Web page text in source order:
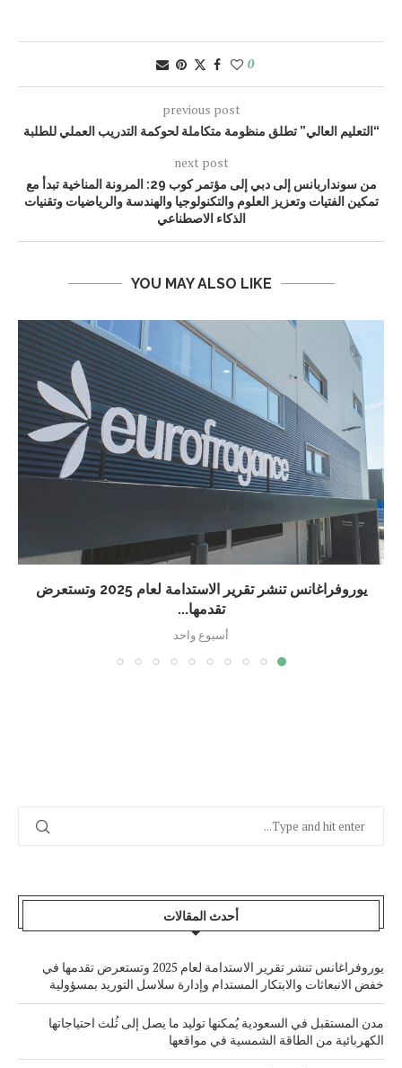
0
previous post
“التعليم العالي” تطلق منظومة متكاملة لحوكمة التدريب العملي للطلبة
next post
من سونداربانس إلى دبي إلى مؤتمر كوب 29: المرونة المناخية تبدأ مع
تمكين الفتيات وتعزيز العلوم والتكنولوجيا والهندسة والرياضيات وتقنيات
الذكاء الاصطناعي
YOU MAY ALSO LIKE
يوروفراغانس تنشر تقرير الاستدامة لعام 2025 وتستعرض
تقدمها...
أسبوع واحد
أحدث المقالات
يوروفراغانس تنشر تقرير الاستدامة لعام 2025 وتستعرض تقدمها في
خفض الانبعاثات والابتكار المستدام وإدارة سلاسل التوريد بمسؤولية
مدن المستقبل في السعودية يُمكنها توليد ما يصل إلى ثُلث احتياجاتها
الكهربائية من الطاقة الشمسية في مواقعها